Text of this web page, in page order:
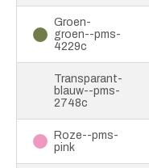
Groen-
groen--pms-
4229c
Transparant-
blauw--pms-
2748c
Roze--pms-
pink